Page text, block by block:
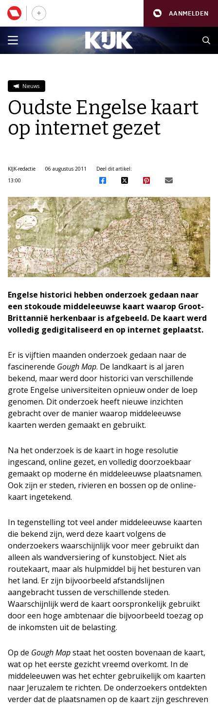
AANMELDEN
Nieuws
Oudste Engelse kaart
op internet gezet
KIJK-redactie
06 augustus 2011
13:00
Deel dit artikel:
Engelse historici hebben onderzoek gedaan naar
een stokoude middeleeuwse kaart waarop Groot-
Brittannië herkenbaar is afgebeeld. De kaart werd
volledig gedigitaliseerd en op internet geplaatst.
Er is vijftien maanden onderzoek gedaan naar de
fascinerende Gough Map. De landkaart is al jaren
bekend, maar werd door historici van verschillende
grote Engelse universiteiten opnieuw onder de loep
genomen. Dit onderzoek heeft nieuwe inzichten
gebracht over de manier waarop middeleeuwse
kaarten werden gemaakt en gebruikt.
Na het onderzoek is de kaart in hoge resolutie
ingescand, online gezet, en volledig doorzoekbaar
gemaakt op moderne én middeleeuwse plaatsnamen.
Ook zijn er steden, rivieren en bossen op de online-
kaart ingetekend.
In tegenstelling tot veel ander middeleeuwse kaarten
die bekend zijn, werd deze kaart volgens de
onderzoekers waarschijnlijk voor meer gebruikt dan
alleen als wandversiering of kunstobject. Niet als
routekaart, maar als hulpmiddel bij het besturen van
het land. Er zijn bijvoorbeeld afstandslijnen
aangebracht tussen de verschillende steden.
Waarschijnlijk werd de kaart oorspronkelijk gebruikt
door een hoge ambtenaar die bijvoorbeeld toezag op
de inkomsten uit de belasting.
Op de Gough Mapstaat het oosten bovenaan de kaart,
wat op het eerste gezicht vreemd overkomt. In de
middeleeuwen was het echter gebruikelijk om kaarten
naar Jeruzalem te richten. De onderzoekers ontdekten
verder dat de plaatsnamen op de kaart zijn geschreven